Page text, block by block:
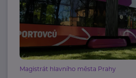
Magistrát hlavního města Prahy